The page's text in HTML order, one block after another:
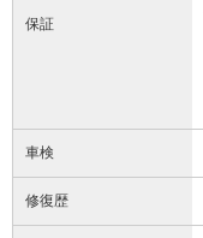
保証
車検
修復歴